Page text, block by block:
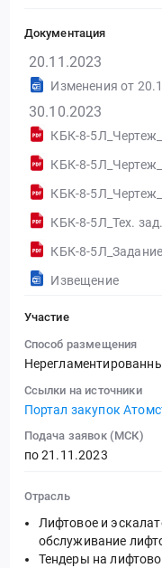
Документация
20.11.2023
Изменения от
30.10.2023
КБК-8-
Извещение
Участие
Способ размещения
Ссылки на источники
Портал закупок
Подача заявок (МСК)
по 21.11.2023
Отрасль
Лифтовое и
обслуживание
Тендеры на